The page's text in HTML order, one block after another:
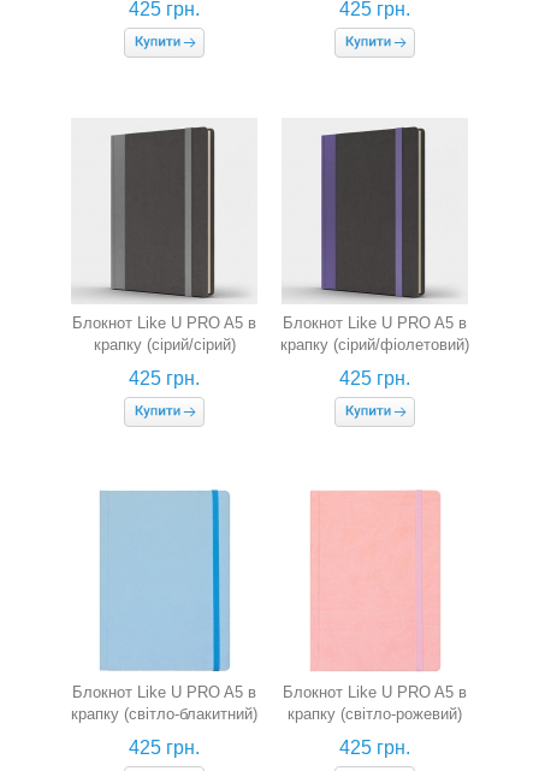
425 грн. 425 грн.
Блокнот Like U PRO A5 в
крапку (сірий/сірий)
425 грн.
Блокнот Like U PRO A5 в
крапку (сірий/фіолетовий)
425 грн.
Блокнот Like U PRO A5 в
крапку (світло-блакитний)
425 грн.
Блокнот Like U PRO A5 в
крапку (світло-рожевий)
425 грн.